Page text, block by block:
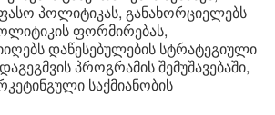
პოლიტიკას, განახორციელებს
ფორმირებას,
დაწესებულების სტრატეგიული
პროგრამის შემუშავებაში,
საქმიანობის